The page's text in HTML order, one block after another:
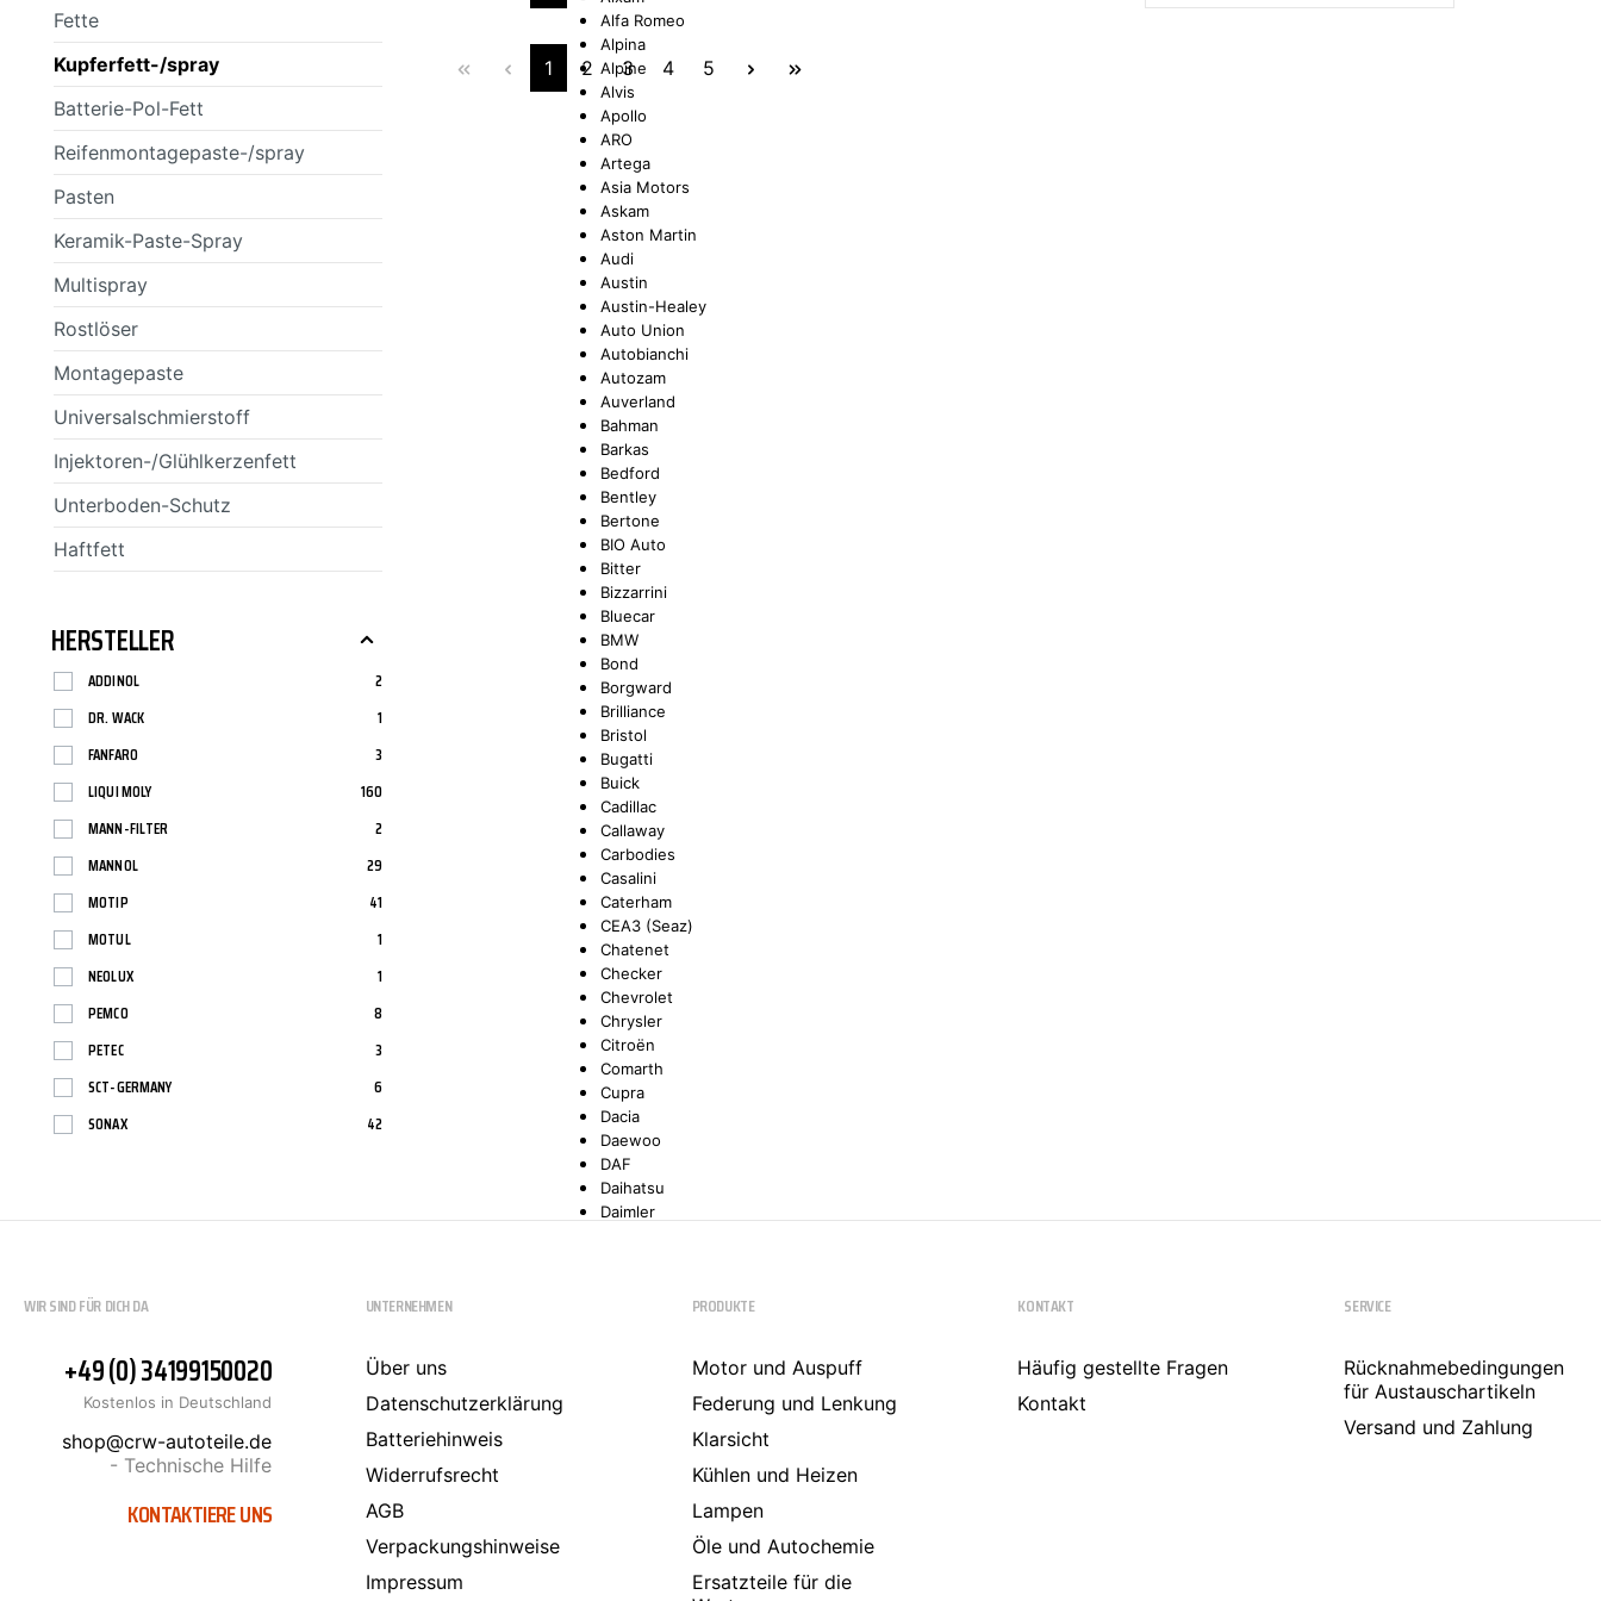
SCHEINWERFER SPORTFEDERUNGEN
FILTER HEIZUNG/LÜFTUNG
KUPPLUNG/ GETRIEBE
BMW
OSRAM
Fette
Kupferfett-/spray
Batterie-Pol-Fett
Reifenmontagepaste-/spray
Pasten
Keramik-Paste-Spray
Multispray
Rostlöser
Montagepaste
Universalschmierstoff
Injektoren-/Glühlkerzenfett
Unterboden-Schutz
Haftfett
HERSTELLER
ADDINOL
2
DR. WACK
1
FANFARO
3
LIQUI MOLY
160
MANN-FILTER
2
MANNOL
29
MOTIP
41
MOTUL
1
NEOLUX
1
PEMCO
8
PETEC
3
SCT-GERMANY
6
SONAX
42
Alfa Romeo
Alpina
Alpine
Alvis
Apollo
ARO
Artega
Asia Motors
Askam
Aston Martin
Audi
Austin
Austin-Healey
Auto Union
Autobianchi
Autozam
Auverland
Bahman
Barkas
Bedford
Bentley
Bertone
BIO Auto
Bitter
Bizzarrini
Bluecar
BMW
Bond
Borgward
Brilliance
Bristol
Bugatti
Buick
Cadillac
Callaway
Carbodies
Casalini
Caterham
CEA3 (Seaz)
Chatenet
Checker
Chevrolet
Chrysler
Citroën
Comarth
Cupra
Dacia
Daewoo
DAF
Daihatsu
Daimler
1 2 3 4 5
WIR SIND FÜR DICH DA
+49 (0) 34199150020
Kostenlos in Deutschland
shop@crw-autoteile.de
- Technische Hilfe
KONTAKTIERE UNS
UNTERNEHMEN
Über uns
Datenschutzerklärung
Batteriehinweis
Widerrufsrecht
AGB
Verpackungshinweise
Impressum
PRODUKTE
Motor und Auspuff
Federung und Lenkung
Klarsicht
Kühlen und Heizen
Lampen
Öle und Autochemie
Ersatzteile für die
KONTAKT
Häufig gestellte Fragen
Kontakt
SERVICE
Rücknahmebedingungen
für Austauschartikeln
Versand und Zahlung